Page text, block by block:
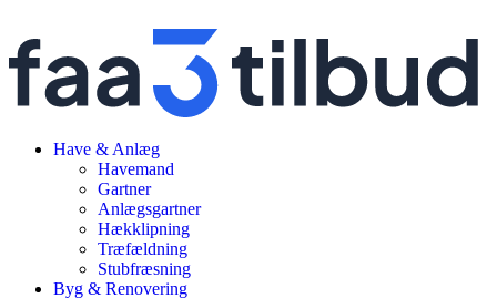
Have & Anlæg
Havemand
Gartner
Anlægsgartner
Hækklipning
Træfældning
Stubfræsning
Byg & Renovering